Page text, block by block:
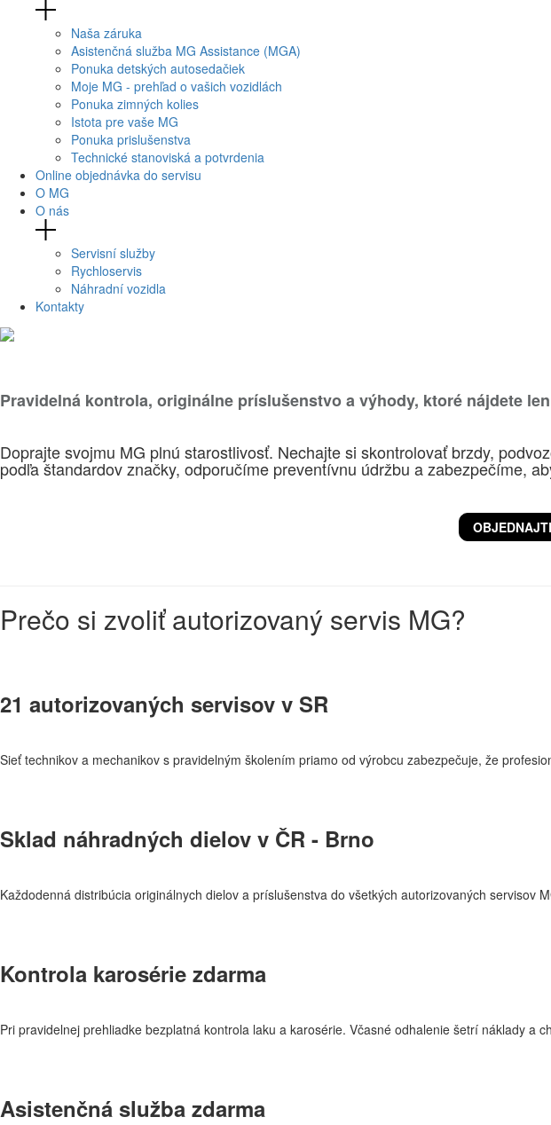
Naša záruka
Asistenčná služba MG Assistance (MGA)
Ponuka detských autosedačiek
Moje MG - prehľad o vašich vozidlách
Ponuka zimných kolies
Istota pre vaše MG
Ponuka prislušenstva
Technické stanoviská a potvrdenia
Online objednávka do servisu
O MG
O nás
Servisní služby
Rychloservis
Náhradní vozidla
Kontakty
Pravidelná kontrola, originálne príslušenstvo a výhody, ktoré nájdete
Doprajte svojmu MG plnú starostlivosť. Nechajte si skontrolovať brzdy,
podľa štandardov značky, odporučíme preventívnu údržbu a zabezpečíme,
Prečo si zvoliť autorizovaný servis MG?
21 autorizovaných servisov v SR
Sieť technikov a mechanikov s pravidelným školením priamo od výrobcu zabezpečuje, že
Sklad náhradných dielov v ČR - Brno
Každodenná distribúcia originálnych dielov a príslušenstva do všetkých autorizovaných servisov
Kontrola karosérie zdarma
Pri pravidelnej prehliadke bezplatná kontrola laku a karosérie. Včasné odhalenie šetrí náklady a
Asistenčná služba zdarma